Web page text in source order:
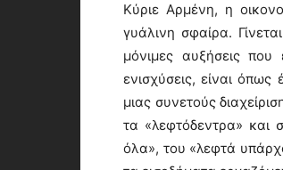
Κύριε Αρμένη, η
γυάλινη σφαίρα.
μόνιμες αυξήσεις
ενισχύσεις, είναι
μιας συνετούς
τα «λεφτόδεντρα» και
όλα», του «λεφτά